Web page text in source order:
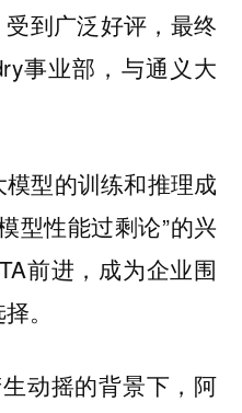
到广泛好评，最终
事业部，与通义大
型的训练和推理成
型性能过剩论”的兴
前进，成为企业围
。
动摇的背景下，阿